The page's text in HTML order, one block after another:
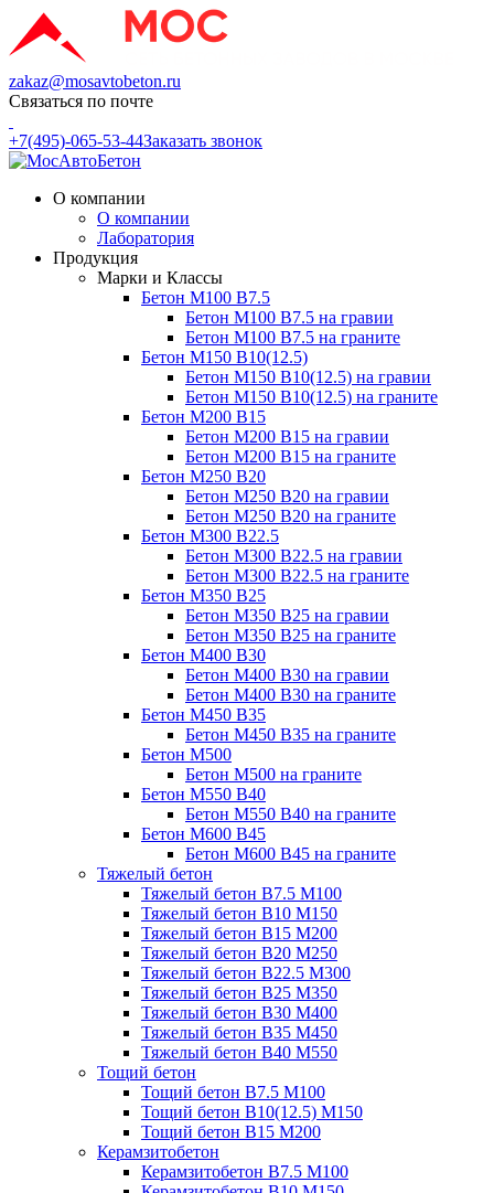
zakaz@mosavtobeton.ru
Связаться по почте
+7(495)-065-53-44Заказать звонок
О компании
О компании
Лаборатория
Продукция
Марки и Классы
Бетон М100 В7.5
Бетон М100 В7.5 на гравии
Бетон М100 В7.5 на граните
Бетон М150 В10(12.5)
Бетон М150 В10(12.5) на гравии
Бетон М150 В10(12.5) на граните
Бетон М200 В15
Бетон М200 В15 на гравии
Бетон М200 В15 на граните
Бетон М250 В20
Бетон М250 В20 на гравии
Бетон М250 В20 на граните
Бетон М300 В22.5
Бетон М300 В22.5 на гравии
Бетон М300 В22.5 на граните
Бетон М350 В25
Бетон М350 В25 на гравии
Бетон М350 В25 на граните
Бетон М400 В30
Бетон М400 В30 на гравии
Бетон М400 В30 на граните
Бетон М450 В35
Бетон М450 В35 на граните
Бетон М500
Бетон М500 на граните
Бетон М550 В40
Бетон М550 В40 на граните
Бетон М600 В45
Бетон М600 В45 на граните
Тяжелый бетон
Тяжелый бетон В7.5 М100
Тяжелый бетон В10 М150
Тяжелый бетон В15 М200
Тяжелый бетон В20 М250
Тяжелый бетон В22.5 М300
Тяжелый бетон В25 М350
Тяжелый бетон В30 М400
Тяжелый бетон В35 М450
Тяжелый бетон В40 М550
Тощий бетон
Тощий бетон В7.5 М100
Тощий бетон В10(12.5) М150
Тощий бетон В15 М200
Керамзитобетон
Керамзитобетон В7.5 М100